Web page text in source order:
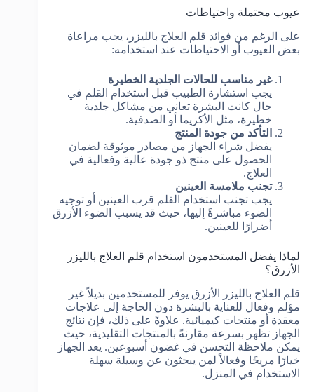
عيوب محتملة واحتياطات
على الرغم من فوائد قلم العلاج بالليزر، يجب مراعاة
بعض العيوب أو الاحتياطات عند استخدامه:
غير مناسب للحالات الجلدية الخطيرة
يجب استشارة الطبيب قبل استخدام القلم في
حال كانت البشرة تعاني من مشاكل جلدية
خطيرة، مثل الأكزيما أو الصدفية.
التأكد من جودة المنتج
يفضل شراء الجهاز من مصادر موثوقة لضمان
الحصول على منتج ذو جودة عالية وفعالية في
العلاج.
تجنب ملامسة العينين
يجب تجنب استخدام القلم قرب العينين أو توجيه
الضوء مباشرةً إليها، حيث قد يسبب الضوء الأزرق
أضرارًا للعينين.
لماذا يفضل المستخدمون استخدام قلم العلاج بالليزر
الأزرق؟
قلم العلاج بالليزر الأزرق يوفر للمستخدمين بديلاً غير
مؤلم وفعال للعناية بالبشرة دون الحاجة إلى علاجات
معقدة أو منتجات كيميائية. علاوةً على ذلك، فإن نتائج
الجهاز تظهر بسرعة مقارنةً بالمنتجات التقليدية، حيث
يمكن ملاحظة التحسن في غضون أسبوعين. يعد الجهاز
خيارًا مريحًا وفعالاً لمن يبحثون عن وسيلة سهلة
الاستخدام في المنزل.